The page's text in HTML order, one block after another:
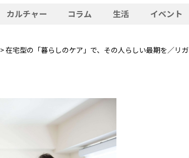
カルチャー コラム 生活 イベント
> 在宅型の「暮らしのケア」で、その人らしい最期を／リガ